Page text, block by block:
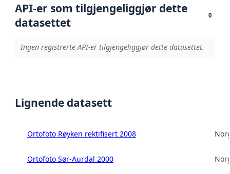
API-er som tilgjengeliggjør dette
datasettet
0
Ingen registrerte API-er tilgjengeliggjør dette datasettet.
Lignende datasett
Ortofoto Røyken rektifisert 2008
Ortofoto Sør-Aurdal 2000